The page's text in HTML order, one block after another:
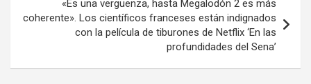
«Es una vergüenza, hasta Megalodón 2 es más
coherente». Los científicos franceses están indignados
con la película de tiburones de Netflix ‘En las
profundidades del Sena’